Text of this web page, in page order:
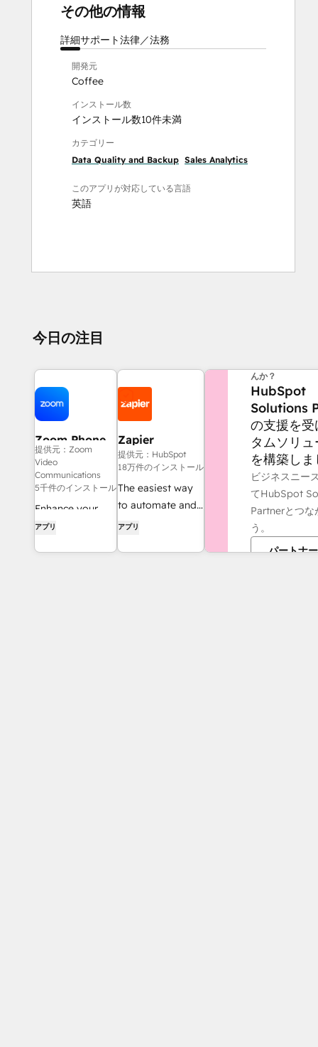
その他の情報
詳細サポート法律／法務
開発元
Coffee
インストール数
インストール数10件未満
カテゴリー
Data Quality and Backup Sales Analytics
このアプリが対応している言語
英語
今日の注目
Zoom Phone
for HubSpot
提供元：Zoom
Video
Communications
5千件のインストール
Enhance your
HubSpot
アプリ
Zapier
提供元：HubSpot
18万件のインストール
The easiest way
to automate and
connect HubSpot
アプリ
んか？
HubSpot
Solutions
の支援を
タムソリ
を構築し
ビジネスニー
てHubSpot
Partnerとつな
う。
パートナ